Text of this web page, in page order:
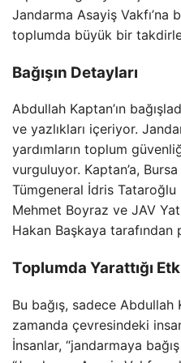
Jandarma Asayiş Vakfı’na
toplumda büyük bir takdirle
Bağışın Detayları
Abdullah Kaptan’ın
ve yazlıkları içeriyor.
yardımların toplum
vurguluyor. Kaptan’a,
Tümgeneral İdris Tataroğlu
Mehmet Boyraz ve JAV
Hakan Başkaya
Toplumda Yarattığı
Bu bağış, sadece Abdullah
zamanda çevresindeki
İnsanlar, “jandarmaya bağış